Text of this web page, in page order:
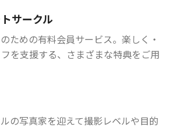
サークル
ための有料会員サービス。楽しく・
を支援する、さまざまな特典をご用
の写真家を迎えて撮影レベルや目的